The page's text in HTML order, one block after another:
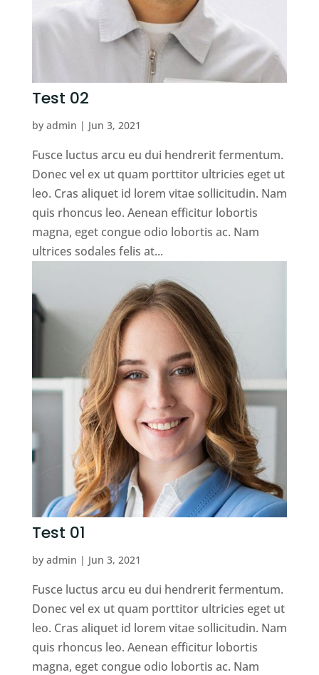
Test 02
by admin | Jun 3, 2021
Fusce luctus arcu eu dui hendrerit fermentum.
Donec vel ex ut quam porttitor ultricies eget ut
leo. Cras aliquet id lorem vitae sollicitudin. Nam
quis rhoncus leo. Aenean efficitur lobortis
magna, eget congue odio lobortis ac. Nam
ultrices sodales felis at...
Test 01
by admin | Jun 3, 2021
Fusce luctus arcu eu dui hendrerit fermentum.
Donec vel ex ut quam porttitor ultricies eget ut
leo. Cras aliquet id lorem vitae sollicitudin. Nam
quis rhoncus leo. Aenean efficitur lobortis
magna, eget congue odio lobortis ac. Nam